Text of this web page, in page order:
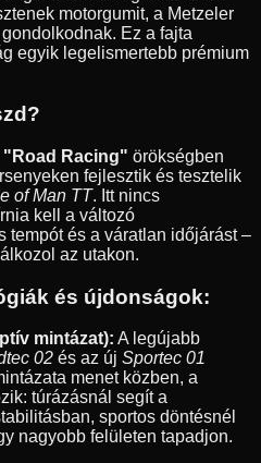
motorgumit, a Metzeler
Ez a fajta
egyik legelismertebb prémium
"Road Racing" örökségben
fejlesztik és tesztelik
of Man TT. Itt nincs
kell a változó
tempót és a váratlan időjárást –
az utakon.
és újdonságok:
mintázat): A legújabb
02 és az új Sportec 01
menet közben, a
túrázásnál segít a
sportos döntésnél
nagyobb felületen tapadjon.